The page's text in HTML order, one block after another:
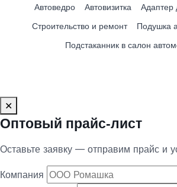
Автоведро Автовизитка
Адаптер
Строительство и ремонт
Подушка
Подстаканник в салон
✕
Оптовый прайс‑лист
Оставьте заявку — отправим прайс и
Компания